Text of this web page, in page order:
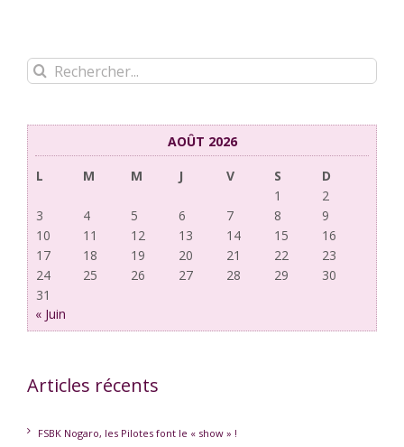
Rechercher:
AOÛT 2026
L
M M J V S
D
1
2
3
4 5 6 7 8
9
10
11 12 13 14 15
16
17
18 19 20 21 22
23
24
25 26 27 28 29
30
31
« Juin
Articles récents
FSBK Nogaro, les Pilotes font le « show » !